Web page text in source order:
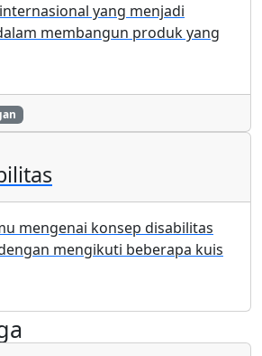
yang menjadi
membangun produk yang
mengenai konsep disabilitas
mengikuti beberapa kuis